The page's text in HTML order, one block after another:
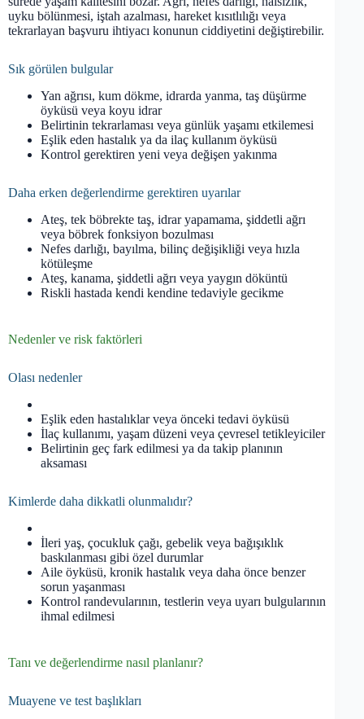
uyku bölünmesi, iştah azalması, hareket kısıtlılığı veya
tekrarlayan başvuru ihtiyacı konunun ciddiyetini değiştirebilir.
Sık görülen bulgular
Yan ağrısı, kum dökme, idrarda yanma, taş düşürme
öyküsü veya koyu idrar
Belirtinin tekrarlaması veya günlük yaşamı etkilemesi
Eşlik eden hastalık ya da ilaç kullanım öyküsü
Kontrol gerektiren yeni veya değişen yakınma
Daha erken değerlendirme gerektiren uyarılar
Ateş, tek böbrekte taş, idrar yapamama, şiddetli ağrı
veya böbrek fonksiyon bozulması
Nefes darlığı, bayılma, bilinç değişikliği veya hızla
kötüleşme
Ateş, kanama, şiddetli ağrı veya yaygın döküntü
Riskli hastada kendi kendine tedaviyle gecikme
Nedenler ve risk faktörleri
Olası nedenler
Eşlik eden hastalıklar veya önceki tedavi öyküsü
İlaç kullanımı, yaşam düzeni veya çevresel tetikleyiciler
Belirtinin geç fark edilmesi ya da takip planının
aksaması
Kimlerde daha dikkatli olunmalıdır?
İleri yaş, çocukluk çağı, gebelik veya bağışıklık
baskılanması gibi özel durumlar
Aile öyküsü, kronik hastalık veya daha önce benzer
sorun yaşanması
Kontrol randevularının, testlerin veya uyarı bulgularının
ihmal edilmesi
Tanı ve değerlendirme nasıl planlanır?
Muayene ve test başlıkları